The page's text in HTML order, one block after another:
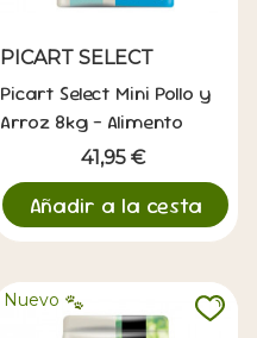
PICART SELECT
Picart Select Mini Pollo y
Arroz 8kg - Alimento
para Perros Adultos
41,95 €
Añadir a la cesta
Nuevo